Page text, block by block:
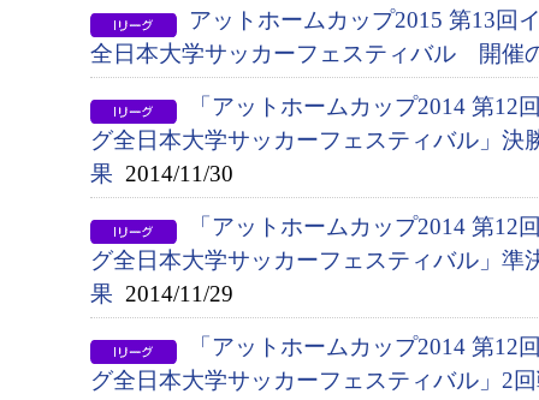
アットホームカップ2015 第13回
全日本大学サッカーフェスティバル 開催
「アットホームカップ2014 第12
グ全日本大学サッカーフェスティバル」決
果 2014/11/30
「アットホームカップ2014 第12
グ全日本大学サッカーフェスティバル」準
果 2014/11/29
「アットホームカップ2014 第12
グ全日本大学サッカーフェスティバル」2